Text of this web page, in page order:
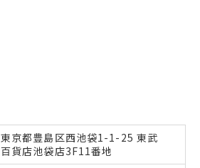
東京都豊島区西池袋1-1-25 東武
百貨店池袋店3F11番地